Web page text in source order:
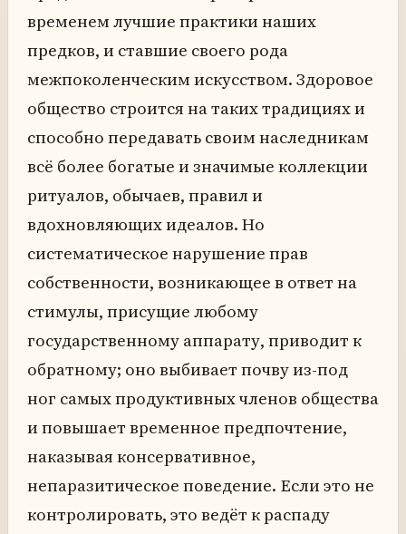
временем лучшие практики наших
предков, и ставшие своего рода
межпоколенческим искусством. Здоровое
общество строится на таких традициях и
способно передавать своим наследникам
всё более богатые и значимые коллекции
ритуалов, обычаев, правил и
вдохновляющих идеалов. Но
систематическое нарушение прав
собственности, возникающее в ответ на
стимулы, присущие любому
государственному аппарату, приводит к
обратному; оно выбивает почву из-под
ног самых продуктивных членов общества
и повышает временное предпочтение,
наказывая консервативное,
непаразитическое поведение. Если это не
контролировать, это ведёт к распаду